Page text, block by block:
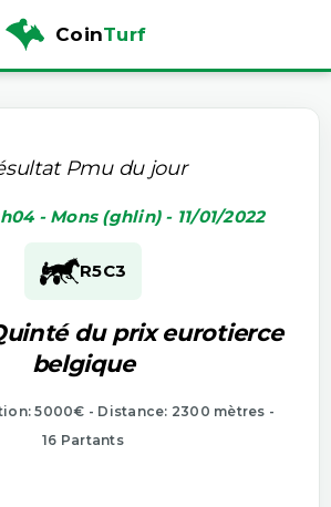
CoinTurf
Pmu du jour
- Mons (ghlin) - 11/01/2022
R5C3
du prix eurotierce
belgique
5000€ - Distance: 2300 mètres -
16 Partants